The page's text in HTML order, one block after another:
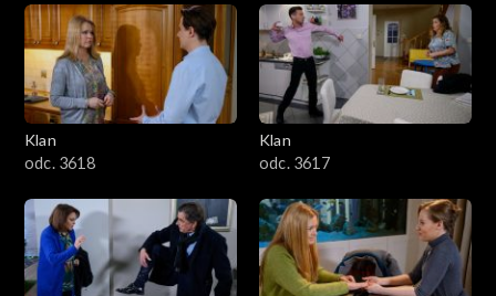
Klan
odc. 3618
Klan
odc. 3617